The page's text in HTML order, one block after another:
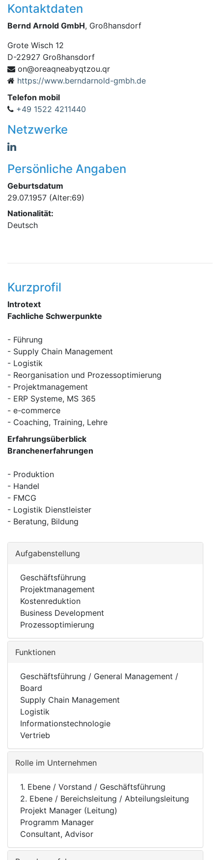
Kontaktdaten
Bernd Arnold GmbH, Großhansdorf
Grote Wisch 12
D-22927 Großhansdorf
rq.uo
ztqybaenqaero@no
https://www.berndarnold-gmbh.de
Telefon mobil
+49 1522 4211440
Netzwerke
Persönliche Angaben
Geburtsdatum
29.07.1957 (Alter:69)
Nationalität:
Deutsch
Kurzprofil
Introtext
Fachliche Schwerpunkte
- Führung
- Supply Chain Management
- Logistik
- Reorganisation und Prozessoptimierung
- Projektmanagement
- ERP Systeme, MS 365
- e-commerce
- Coaching, Training, Lehre
Erfahrungsüberblick
Branchenerfahrungen
- Produktion
- Handel
- FMCG
- Logistik Dienstleister
- Beratung, Bildung
Aufgabenstellung
Geschäftsführung
Projektmanagement
Kostenreduktion
Business Development
Prozessoptimierung
Funktionen
Geschäftsführung / General Management /
Board
Supply Chain Management
Logistik
Informationstechnologie
Vertrieb
Rolle im Unternehmen
1. Ebene / Vorstand / Geschäftsführung
2. Ebene / Bereichsleitung / Abteilungsleitung
Projekt Manager (Leitung)
Programm Manager
Consultant, Advisor